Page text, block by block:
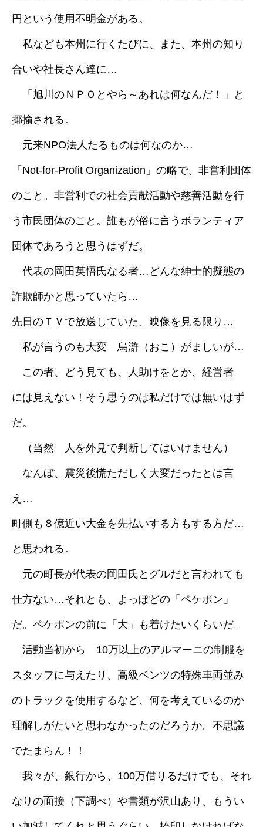
円という使用不明金がある。
私なども本州に行くたびに、また、本州の知り
合いや社長さん達に…
「旭川のＮＰＯとやら～あれは何なんだ！」と
揶揄される。
元来NPO法人たるものは何なのか…
「Not-for-Profit Organization」の略で、非営利団体
のこと。非営利での社会貢献活動や慈善活動を行
う市民団体のこと。誰もが俗に言うボランティア
団体であろうと思うはずだ。
代表の岡田英悟氏なる者…どんな紳士的擬態の
詐欺師かと思っていたら…
先日のＴＶで放送していた、映像を見る限り…
私が言うのも大変 烏滸（おこ）がましいが…
この者、どう見ても、人助けをとか、経営者
には見えない！そう思うのは私だけでは無いはず
だ。
（当然 人を外見で判断してはいけません）
なんぼ、震災後慌ただしく大変だったとは言
え…
町側も８億近い大金を先払いする方もする方だ…
と思われる。
元の町長が代表の岡田氏とグルだと言われても
仕方ない…それとも、よっぽどの「ペケポン」
だ。ペケポンの前に「大」も着けたいくらいだ。
活動当初から 10万以上のアルマーニの制服を
スタッフに与えたり、高級ベンツの特殊車両並み
のトラックを使用するなど、何を考えているのか
理解しがたいと思わなかったのだろうか。不思議
でたまらん！！
我々が、銀行から、100万借りるだけでも、それ
なりの面接（下調べ）や書類が沢山あり、もうい